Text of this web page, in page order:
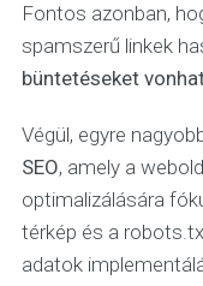
Fontos azonban,
spamszerű linkek
büntetéseket
Végül, egyre
SEO, amely a
optimalizálására
térkép és a
adatok